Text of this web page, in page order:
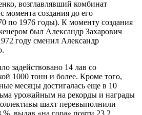
возглавлявший комбинат
момента создания до его
по 1976 годы). К моменту создания
был Александр Захарович
году сменил Александр
задействовано 14 лав со
1000 тонн и более. Кроме того,
месяцы достигалась еще в 10
урожайным на рекорды и награды
шахт перевыполнили
%, выдав «на гора» почти 23,2